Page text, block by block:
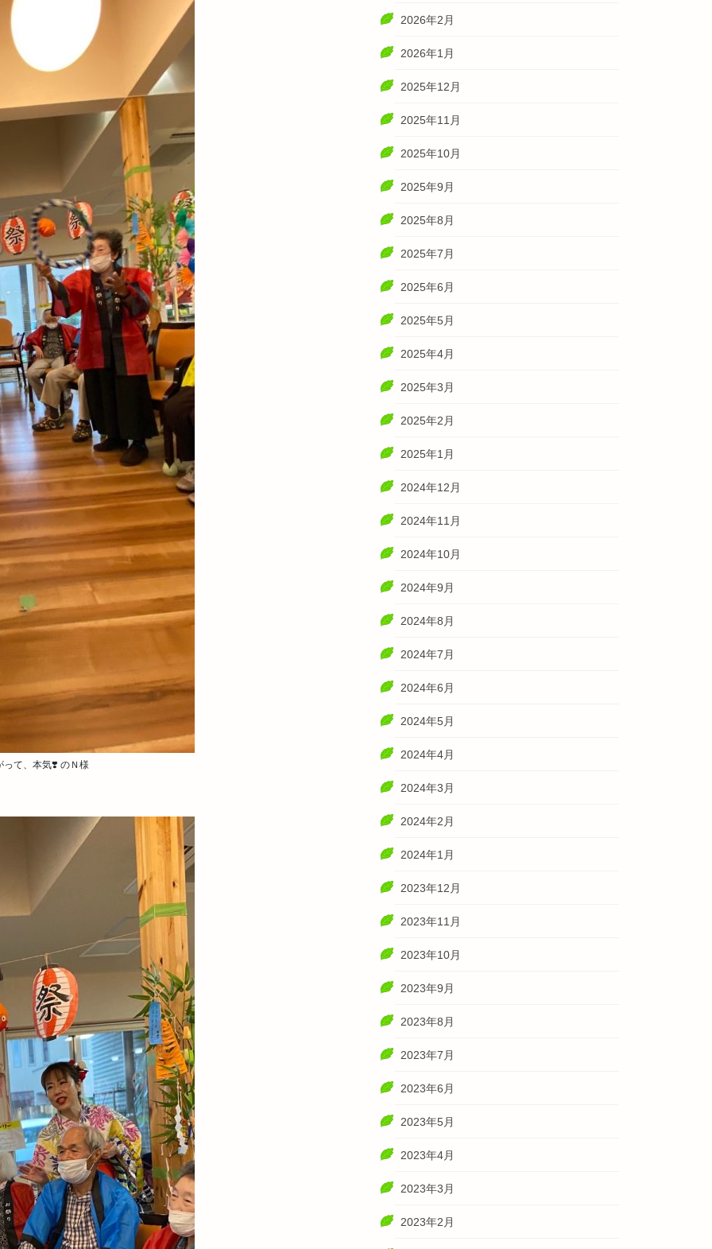
って、本気❣️ のＮ様
2026年2月
2026年1月
2025年12月
2025年11月
2025年10月
2025年9月
2025年8月
2025年7月
2025年6月
2025年5月
2025年4月
2025年3月
2025年2月
2025年1月
2024年12月
2024年11月
2024年10月
2024年9月
2024年8月
2024年7月
2024年6月
2024年5月
2024年4月
2024年3月
2024年2月
2024年1月
2023年12月
2023年11月
2023年10月
2023年9月
2023年8月
2023年7月
2023年6月
2023年5月
2023年4月
2023年3月
2023年2月